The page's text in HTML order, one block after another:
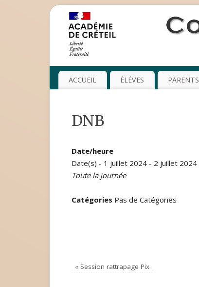
ACCUEIL ÉLÈVES PARENTS
DNB
Date/heure
Date(s) - 1 juillet 2024 - 2 juillet 2024
Toute la journée
Catégories Pas de Catégories
« Session rattrapage Pix